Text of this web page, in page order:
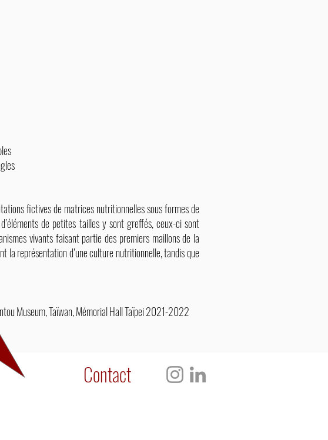
fictives de matrices nutritionnelles sous formes de
de petites tailles y sont greffés, ceux-ci sont
vivants faisant partie des premiers maillons de la
la représentation d’une culture nutritionnelle, tandis que
Museum, Taïwan, Mémorial Hall Taïpei 2021-2022
Contact